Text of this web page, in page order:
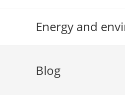
Energy and
Blog